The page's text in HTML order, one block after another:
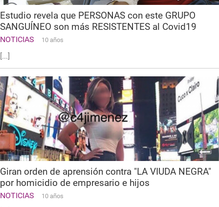
Estudio revela que PERSONAS con este GRUPO
SANGUÍNEO son más RESISTENTES al Covid19
NOTICIAS 10 años
[...]
Giran orden de aprensión contra "LA VIUDA NEGRA"
por homicidio de empresario e hijos
NOTICIAS 10 años